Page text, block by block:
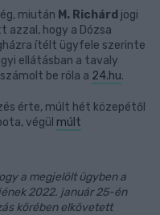
miután M. Richárd jogi
azzal, hogy a Dózsa
ítélt ügyfele szerinte
ellátásban a tavaly
be róla a 24.hu.
érte, múlt hét közepétől
végül múlt
a megjelölt ügyben a
2022. január 25-én
körében elkövetett